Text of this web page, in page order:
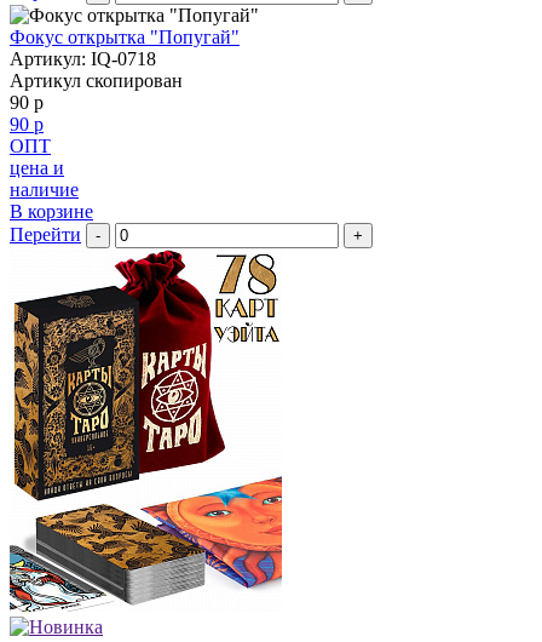
Фокус открытка "Попугай"
Артикул: IQ-0718
Артикул скопирован
90 р
90 р
ОПТ
цена и
наличие
В корзине
Перейти
- +